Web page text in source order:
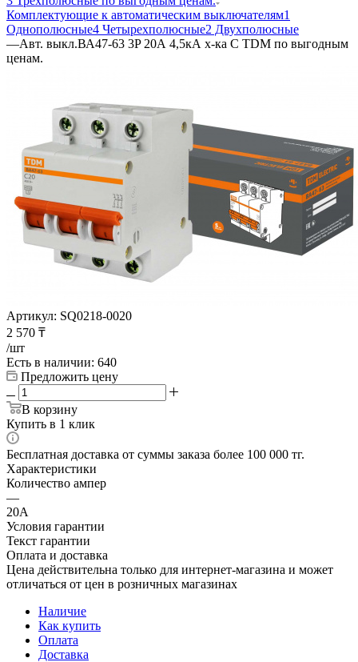
Комплектующие к автоматическим выключателям1
Однополюсные4 Четырехполюсные2 Двухполюсные
—Авт. выкл.ВА47-63 3P 20А 4,5кА х-ка С TDM по выгодным
ценам.
Артикул: SQ0218-0020
2 570 ₸
/шт
Есть в наличии: 640
Предложить цену
В корзину
Купить в 1 клик
Бесплатная доставка от суммы заказа более 100 000 тг.
Характеристики
Количество ампер
—
20А
Условия гарантии
Текст гарантии
Оплата и доставка
Цена действительна только для интернет-магазина и может
отличаться от цен в розничных магазинах
Наличие
Как купить
Оплата
Доставка